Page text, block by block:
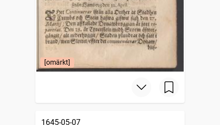
[omärkt]
1645-05-07